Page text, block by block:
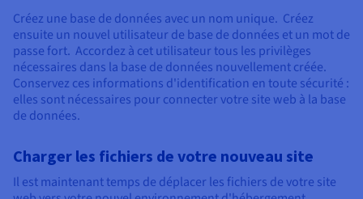
Créez une base de données avec un nom unique. Créez
ensuite un nouvel utilisateur de base de données et un mot de
passe fort. Accordez à cet utilisateur tous les privilèges
nécessaires dans la base de données nouvellement créée.
Conservez ces informations d'identification en toute sécurité :
elles sont nécessaires pour connecter votre site web à la base
de données.
Charger les fichiers de votre nouveau site
Il est maintenant temps de déplacer les fichiers de votre site